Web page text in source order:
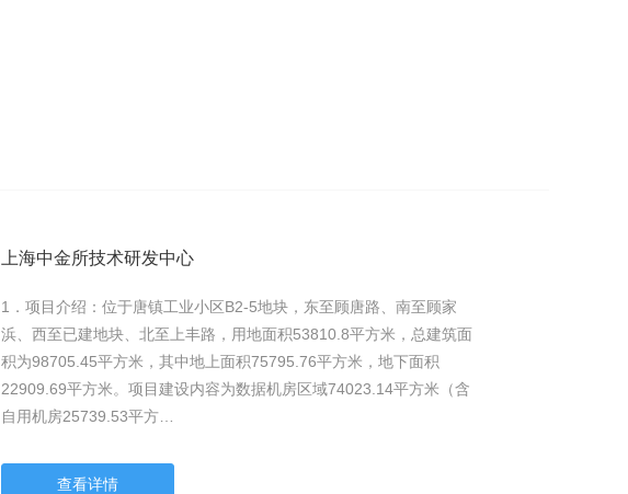
上海中金所技术研发中心
1．项目介绍：位于唐镇工业小区B2-5地块，东至顾唐路、南至顾家
浜、西至已建地块、北至上丰路，用地面积53810.8平方米，总建筑面
积为98705.45平方米，其中地上面积75795.76平方米，地下面积
22909.69平方米。项目建设内容为数据机房区域74023.14平方米（含
自用机房25739.53平方…
查看详情